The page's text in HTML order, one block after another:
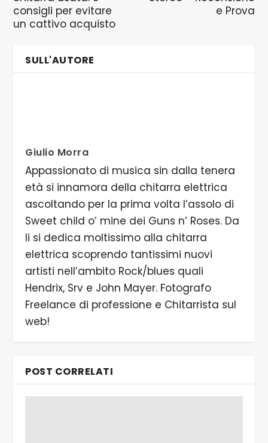
consigli per evitare
un cattivo acquisto
e Prova
SULL'AUTORE
Giulio Morra
Appassionato di musica sin dalla tenera
età si innamora della chitarra elettrica
ascoltando per la prima volta l’assolo di
Sweet child o’ mine dei Guns n’ Roses. Da
li si dedica moltissimo alla chitarra
elettrica scoprendo tantissimi nuovi
artisti nell’ambito Rock/blues quali
Hendrix, Srv e John Mayer. Fotografo
Freelance di professione e Chitarrista sul
web!
POST CORRELATI